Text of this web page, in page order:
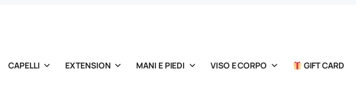
CAPELLI EXTENSION MANI E PIEDI VISO E CORPO GIFT CARD